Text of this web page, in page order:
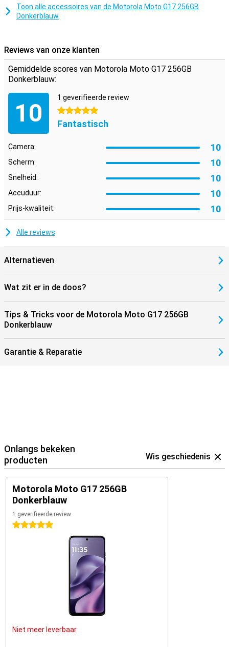
Toon alle accessoires van de Motorola Moto G17 256GB
Donkerblauw
Reviews van onze klanten
Gemiddelde scores van Motorola Moto G17 256GB
Donkerblauw:
10
1 geverifieerde review
5 sterren
Fantastisch
Camera: 10
Scherm: 10
Snelheid: 10
Accuduur: 10
Prijs-kwaliteit: 10
Alle reviews
Alternatieven
Wat zit er in de doos?
Tips & Tricks voor de Motorola Moto G17 256GB
Donkerblauw
Garantie & Reparatie
Onlangs bekeken
producten
Wis geschiedenis
Motorola Moto G17 256GB
Donkerblauw
1 geverifieerde review
5 sterren
Niet meer leverbaar